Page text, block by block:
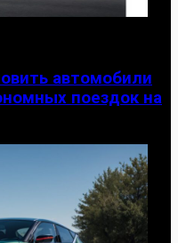
автомобили
поездок на